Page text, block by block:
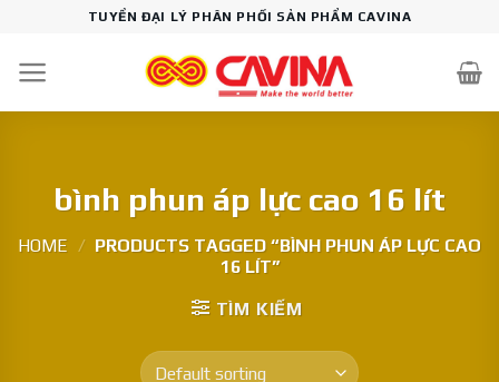
content
TUYỂN ĐẠI LÝ PHÂN PHỐI SẢN PHẨM CAVINA
bình phun áp lực cao 16 lít
HOME / PRODUCTS TAGGED “BÌNH PHUN ÁP LỰC CAO
16 LÍT”
TÌM KIẾM